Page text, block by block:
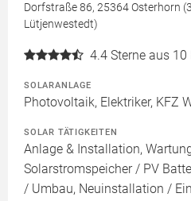
Dorfstraße 86, 25364 Osterhorn
Lütjenwestedt)
4.4 Sterne aus
SOLARANLAGE
Photovoltaik, Elektriker, KFZ
SOLAR TÄTIGKEITEN
Anlage & Installation,
Solarstromspeicher / PV
/ Umbau, Neuinstallation /